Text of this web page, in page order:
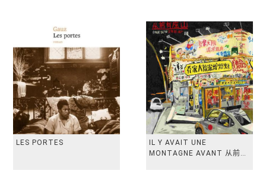
LES PORTES
IL Y AVAIT UNE
MONTAGNE AVANT 从前有